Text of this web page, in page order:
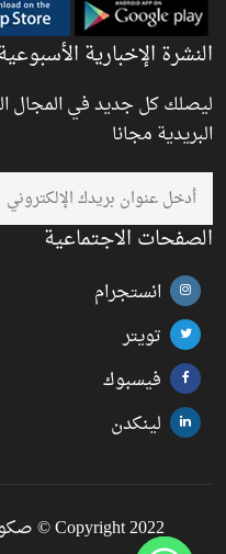
النشرة الإخبارية
ليصلك كل جديد في المجال
البريدية مجانا
الصفحات الاجتماعية
انستجرام
تويتر
فيسبوك
لينكدن
Copyright 2022 © صكوك الحجاز للخدمات العقارية.